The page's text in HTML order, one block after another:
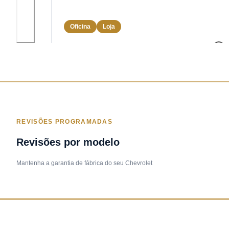
Oficina Loja
REVISÕES PROGRAMADAS
Revisões por modelo
Mantenha a garantia de fábrica do seu Chevrolet